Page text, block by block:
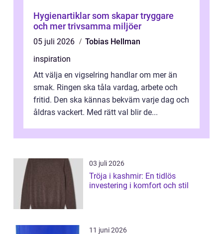
Hygienartiklar som skapar tryggare
och mer trivsamma miljöer
05 juli 2026
Tobias Hellman
inspiration
Att välja en vigselring handlar om mer än
smak. Ringen ska tåla vardag, arbete och
fritid. Den ska kännas bekväm varje dag och
åldras vackert. Med rätt val blir de...
03 juli 2026
Tröja i kashmir: En tidlös
investering i komfort och stil
11 juni 2026